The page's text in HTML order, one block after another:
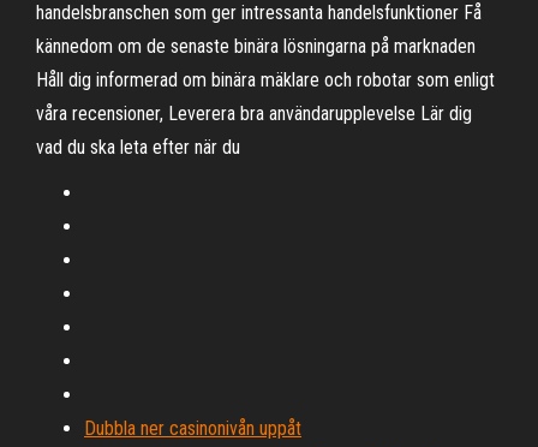
handelsbranschen som ger intressanta handelsfunktioner Få
kännedom om de senaste binära lösningarna på marknaden
Håll dig informerad om binära mäklare och robotar som enligt
våra recensioner, Leverera bra användarupplevelse Lär dig
vad du ska leta efter när du
Dubbla ner casinonivån uppåt